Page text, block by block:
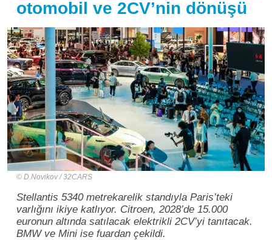
otomobil ve 2CV’nin dönüşü
D.Novikov / 32CARS
Stellantis 5340 metrekarelik standıyla Paris’teki
varlığını ikiye katlıyor. Citroen, 2028’de 15.000
euronun altında satılacak elektrikli 2CV’yi tanıtacak.
BMW ve Mini ise fuardan çekildi.